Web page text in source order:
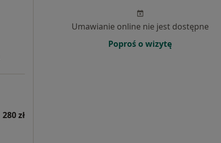
280 zł
Umawianie online nie jest dostępne
Poproś o wizytę